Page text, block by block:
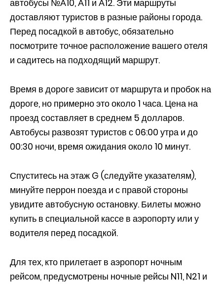
автобусы №А10, А11 и А12. Эти маршруты
доставляют туристов в разные районы города.
Перед посадкой в автобус, обязательно
посмотрите точное расположение вашего отеля
и садитесь на подходящий маршрут.
Время в дороге зависит от маршрута и пробок на
дороге, но примерно это около 1 часа. Цена на
проезд составляет в среднем 5 долларов.
Автобусы развозят туристов с 06:00 утра и до
00:30 ночи, время ожидания около 10 минут.
Спуститесь на этаж G (следуйте указателям),
минуйте перрон поезда и с правой стороны
увидите автобусную остановку. Билеты можно
купить в специальной кассе в аэропорту или у
водителя перед посадкой.
Для тех, кто прилетает в аэропорт ночным
рейсом, предусмотрены ночные рейсы N11, N21 и